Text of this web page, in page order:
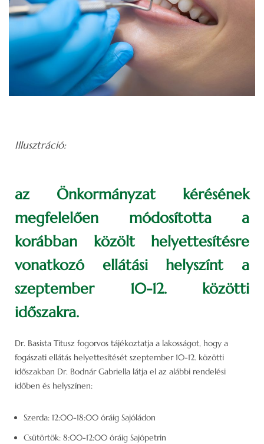
Illusztráció:
az Önkormányzat kérésének
megfelelően módosította a
korábban közölt helyettesítésre
vonatkozó ellátási helyszínt a
szeptember 10-12. közötti
időszakra.
Dr. Basista Titusz fogorvos tájékoztatja a lakosságot, hogy a
fogászati ellátás helyettesítését szeptember 10-12. közötti
időszakban Dr. Bodnár Gabriella látja el az alábbi rendelési
időben és helyszínen:
Szerda: 12:00-18:00 óráig Sajóládon
Csütörtök: 8:00-12:00 óráig Sajópetrin